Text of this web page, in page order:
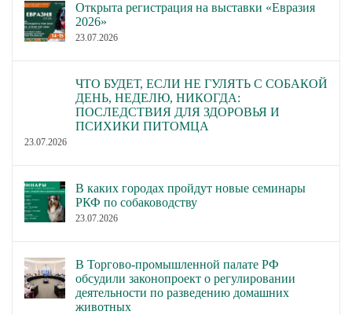
Открыта регистрация на выставки «Евразия
2026»
23.07.2026
ЧТО БУДЕТ, ЕСЛИ НЕ ГУЛЯТЬ С СОБАКОЙ
ДЕНЬ, НЕДЕЛЮ, НИКОГДА:
ПОСЛЕДСТВИЯ ДЛЯ ЗДОРОВЬЯ И
ПСИХИКИ ПИТОМЦА
23.07.2026
В каких городах пройдут новые семинары
РКФ по собаководству
23.07.2026
В Торгово-промышленной палате РФ
обсудили законопроект о регулировании
деятельности по разведению домашних
животных